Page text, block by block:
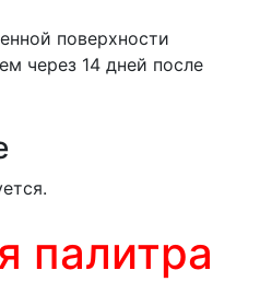
поверхности
через 14 дней после
палитра